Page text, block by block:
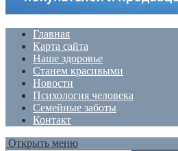
Главная
Карта сайта
Наше здоровье
Станем красивыми
Новости
Психология человека
Семейные заботы
Контакт
Открыть меню